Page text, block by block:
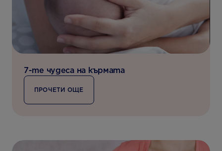
7-те чудеса на кърмата
ПРОЧЕТИ ОЩЕ